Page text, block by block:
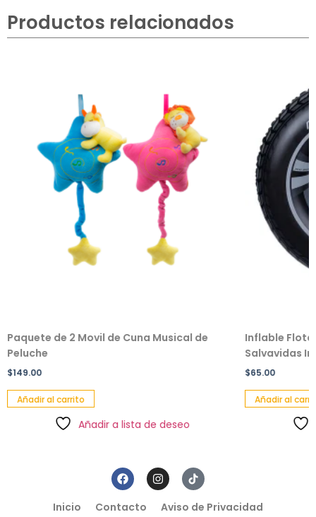
Productos relacionados
Paquete de 2 Movil de Cuna Musical de
Peluche
$149.00
Añadir al carrito
Añadir a lista de deseo
Inflable
Salvavidas
$65.00
Añadir al
Inicio Contacto Aviso de Privacidad